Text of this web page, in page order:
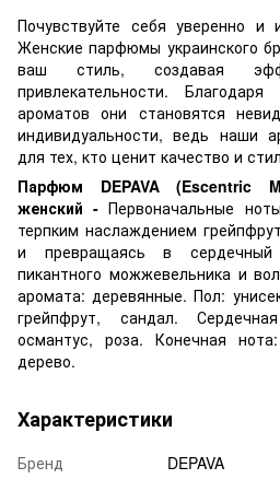
Почувствуйте себя уверенно и
Женские парфюмы украинского
ваш стиль, создавая
привлекательности.
ароматов они становятся
индивидуальности, ведь наши
для тех, кто ценит качество и
Парфюм DEPAVA (Escentric
женский -Первоначальные
терпким наслаждением
и превращаясь в
пикантного можжевельника и
аромата: деревянные. Пол:
грейпфрут, сандал.
османтус, роза. Конечная
дерево.
Характеристики
Бренд
DEPAVA